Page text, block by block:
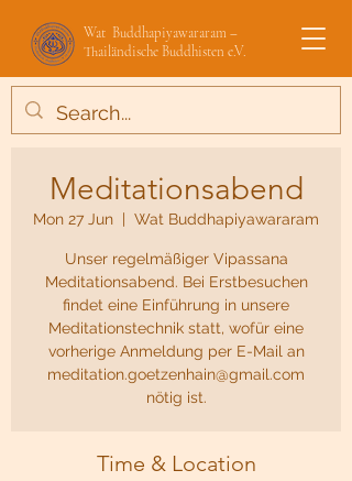
Wat Buddhapiyawararam –
Thailändische Buddhisten e.V.
Meditationsabend
Mon 27 Jun
  |
Wat Buddhapiyawararam
Unser regelmäßiger Vipassana
Meditationsabend. Bei Erstbesuchen
findet eine Einführung in unsere
Meditationstechnik statt, wofür eine
vorherige Anmeldung per E-Mail an
meditation.goetzenhain@gmail.com
nötig ist.
Time & Location